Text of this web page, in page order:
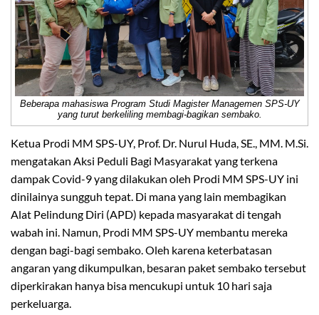
Beberapa mahasiswa Program Studi Magister Managemen SPS-UY
yang turut berkeliling membagi-bagikan sembako.
Ketua Prodi MM SPS-UY, Prof. Dr. Nurul Huda, SE., MM. M.Si.
mengatakan Aksi Peduli Bagi Masyarakat yang terkena
dampak Covid-9 yang dilakukan oleh Prodi MM SPS-UY ini
dinilainya sungguh tepat. Di mana yang lain membagikan
Alat Pelindung Diri (APD) kepada masyarakat di tengah
wabah ini. Namun, Prodi MM SPS-UY membantu mereka
dengan bagi-bagi sembako. Oleh karena keterbatasan
angaran yang dikumpulkan, besaran paket sembako tersebut
diperkirakan hanya bisa mencukupi untuk 10 hari saja
perkeluarga.